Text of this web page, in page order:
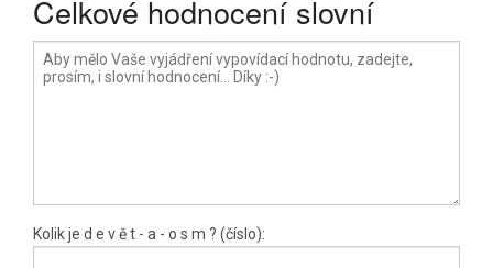
Celkové hodnocení slovní
Kolik je d e v ě t - a - o s m ? (číslo):